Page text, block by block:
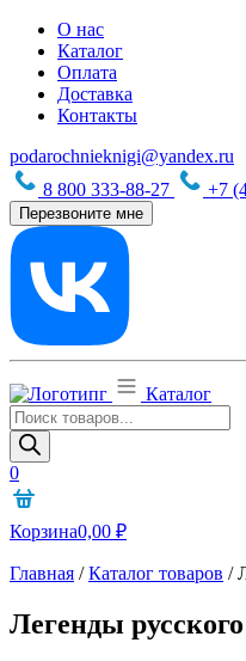
О нас
Каталог
Оплата
Доставка
Контакты
podarochnieknigi@yandex.ru
8 800 333-88-27
+7
Перезвоните мне
Каталог
Поиск
товаров
0
Корзина0,00 ₽
Главная /Каталог товаров /
Легенды